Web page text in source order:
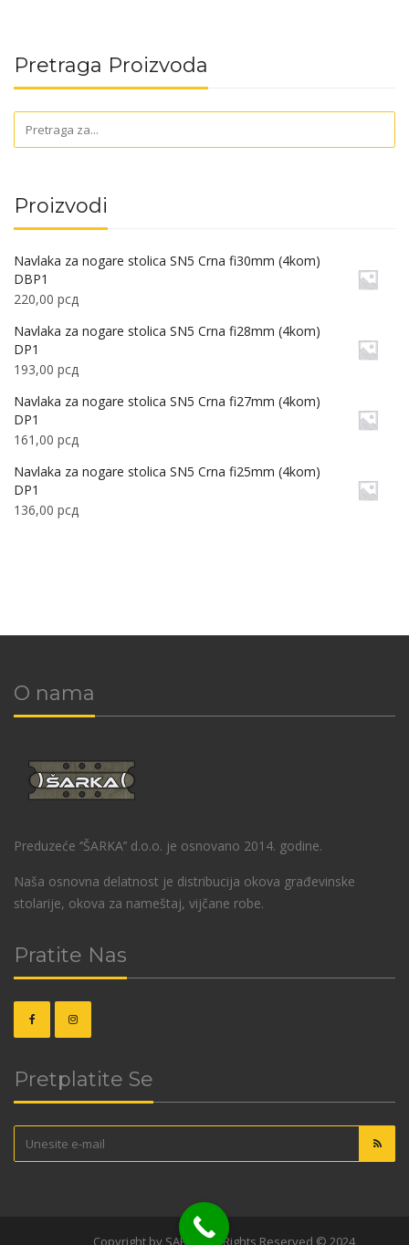
Pretraga Proizvoda
Proizvodi
Navlaka za nogare stolica SN5 Crna fi30mm (4kom)
DBP1
220,00 рсд
Navlaka za nogare stolica SN5 Crna fi28mm (4kom)
DP1
193,00 рсд
Navlaka za nogare stolica SN5 Crna fi27mm (4kom)
DP1
161,00 рсд
Navlaka za nogare stolica SN5 Crna fi25mm (4kom)
DP1
136,00 рсд
O nama
Preduzeće ‘’ŠARKA’’ d.o.o. je osnovano 2014. godine.
Naša osnovna delatnost je distribucija okova građevinske
stolarije, okova za nameštaj, vijčane robe.
Pratite Nas
Pretplatite Se
Copyright by SARKA. All Rights Reserved © 2024